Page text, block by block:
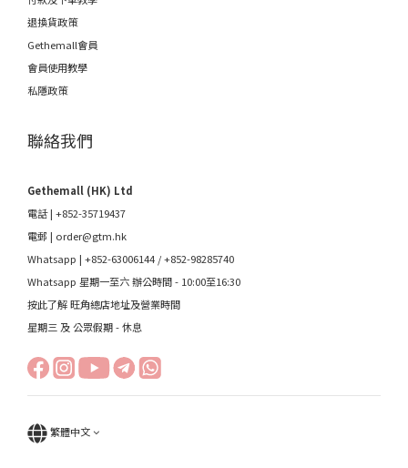
退換貨政策
Gethemall會員
會員使用教學
私隱政策
聯絡我們
Gethemall (HK) Ltd
電話 | +852-35719437
電郵 | order@gtm.hk
Whatsapp | +852-63006144 /+852-98285740
Whatsapp 星期一至六 辦公時間 - 10:00至16:30
按此了解 旺角總店地址及營業時間
星期三 及 公眾假期 - 休息
繁體中文